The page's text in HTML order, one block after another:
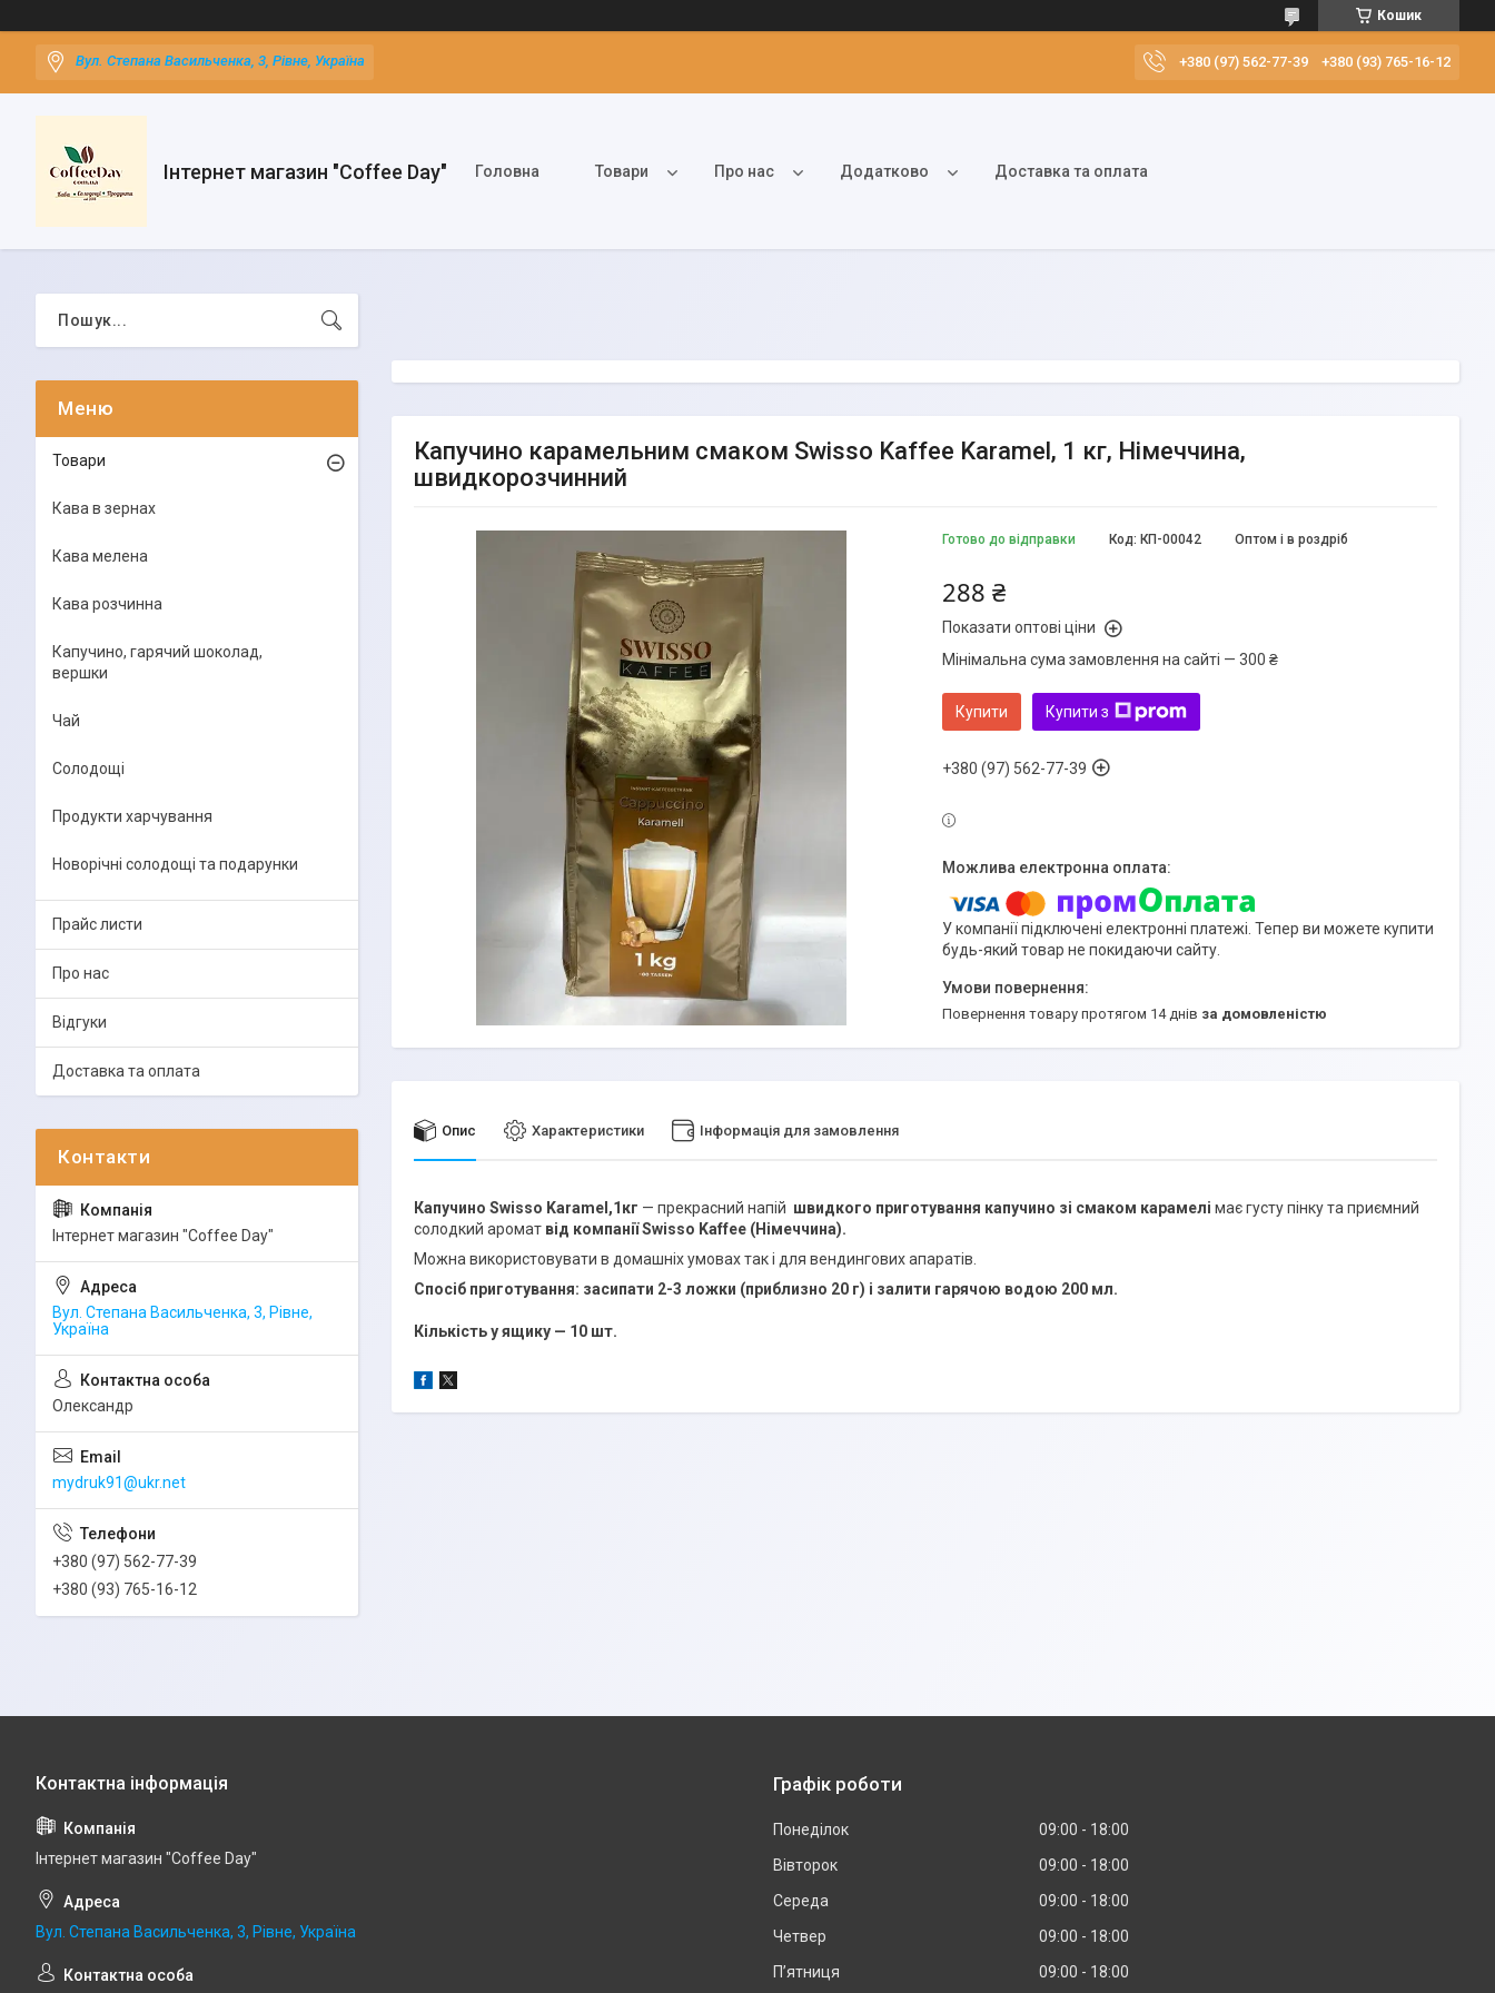
Кошик
Вул. Степана Васильченка, 3, Рівне, Україна +380 (97) 562-77-39 +380 (93) 765-16-12
Інтернет магазин "Coffee Day" Головна Товари Про нас Додатково Доставка та оплата
Капучино карамельним смаком Swisso Kaffee Karamel, 1 кг, Німеччина,
швидкорозчинний
Готово до відправки Оптом і в роздріб
Код: КП-00042
288 ₴
Показати оптові ціни
Мінімальна сума замовлення на сайті — 300 ₴
Купити Купити з
+380 (97) 562-77-39
У компанії підключені електронні платежі. Тепер ви можете купити
будь-який товар не покидаючи сайту.
повернення товару протягом 14 днів за домовленістю
Опис Характеристики Інформація для замовлення
Капучино Swisso Karamel,1кг — прекрасний напій швидкого приготування капучино зі смаком карамелі має густу пінку та приємний
солодкий аромат від компанії Swisso Kaffee (Німеччина).
Можна використовувати в домашніх умовах так і для вендингових апаратів.
Спосіб приготування: засипати 2-3 ложки (приблизно 20 г) і залити гарячою водою 200 мл.
Кількість у ящику — 10 шт.
Товари
Кава в зернах
Кава мелена
Кава розчинна
Капучино, гарячий шоколад,
вершки
Чай
Солодощі
Продукти харчування
Новорічні солодощі та подарунки
Прайс листи
Про нас
Відгуки
Доставка та оплата
Інтернет магазин "Coffee Day"
Вул. Степана Васильченка, 3, Рівне,
Україна
Олександр
mydruk91@ukr.net
+380 (97) 562-77-39
+380 (93) 765-16-12
Інтернет магазин "Coffee Day"
Вул. Степана Васильченка, 3, Рівне, Україна
Графік роботи
Понеділок 09:00
18:00
Вівторок
09:00
18:00
Середа
09:00
18:00
Четвер
09:00
18:00
Пʼятниця
09:00 18:00